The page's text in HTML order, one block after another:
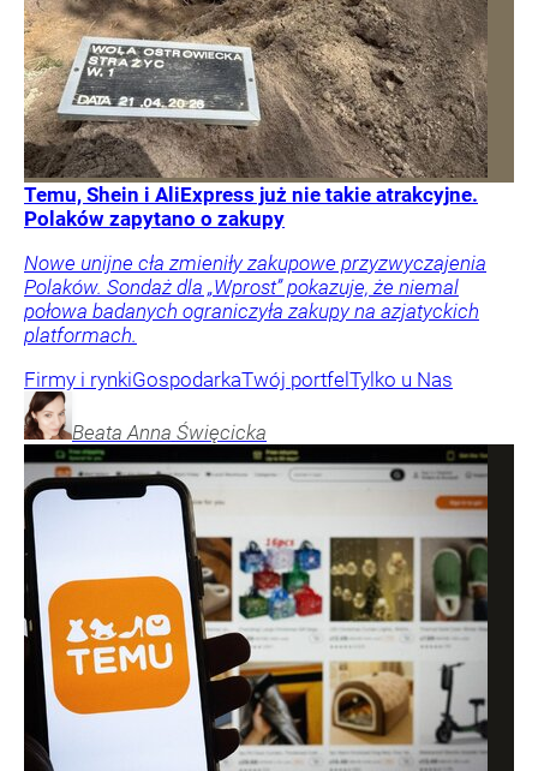
Temu, Shein i AliExpress już nie takie atrakcyjne.
Polaków zapytano o zakupy
Nowe unijne cła zmieniły zakupowe przyzwyczajenia
Polaków. Sondaż dla „Wprost” pokazuje, że niemal
połowa badanych ograniczyła zakupy na azjatyckich
platformach.
Firmy i rynkiGospodarkaTwój portfel Tylko u Nas
Beata Anna Święcicka